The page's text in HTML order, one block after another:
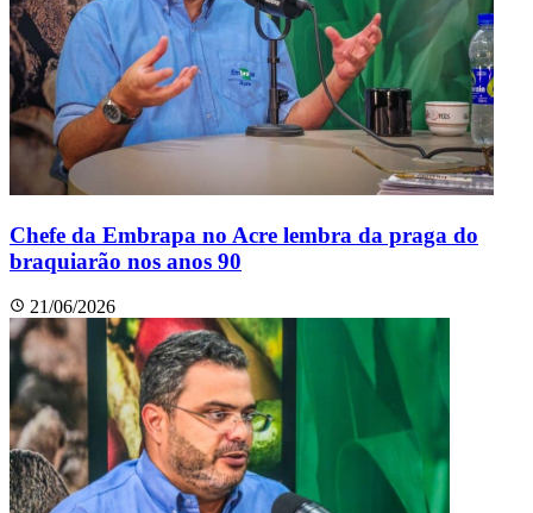
Chefe da Embrapa no Acre lembra da praga do
braquiarão nos anos 90
21/06/2026